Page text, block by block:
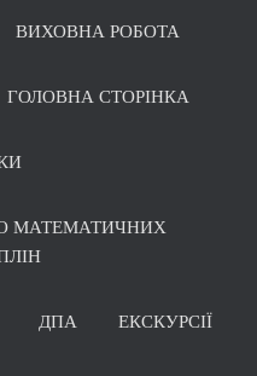
ВИХОВНА РОБОТА
ГОЛОВНА СТОРІНКА
МАТЕМАТИЧНИХ
ДПА ЕКСКУРСІЇ